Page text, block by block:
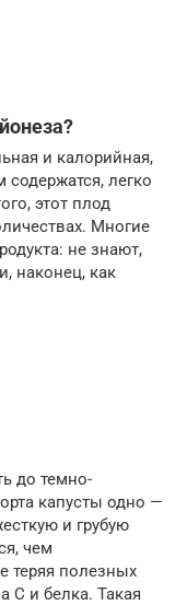
и калорийная,
легко
этот плод
Многие
не знают,
наконец, как
до темно-
капусты одно —
и грубую
чем
теряя полезных
С и белка. Такая